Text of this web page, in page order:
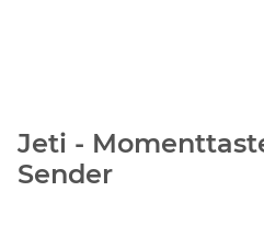
Jeti -
Sender